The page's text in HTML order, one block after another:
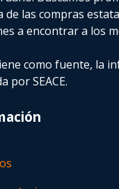
de las compras
a encontrar a los
como fuente, la
por SEACE.